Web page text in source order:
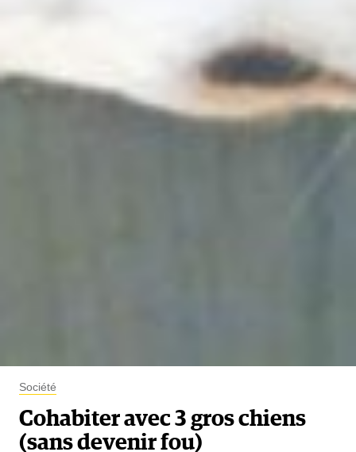
Société
Cohabiter avec 3 gros chiens
(sans devenir fou)